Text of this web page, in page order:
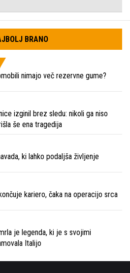
BRANO
nimajo več rezervne gume?
izginil brez sledu: nikoli ga niso
še ena tragedija
ki lahko podaljša življenje
kariero, čaka na operacijo srca
je legenda, ki je s svojimi
Italijo